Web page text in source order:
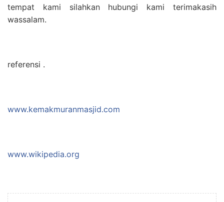
tempat kami silahkan hubungi kami terimakasih
wassalam.
referensi .
www.kemakmuranmasjid.com
www.wikipedia.org